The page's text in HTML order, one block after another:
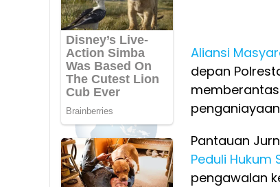
Aliansi
depan
Pantauan
Peduli Hukum
pengawalan